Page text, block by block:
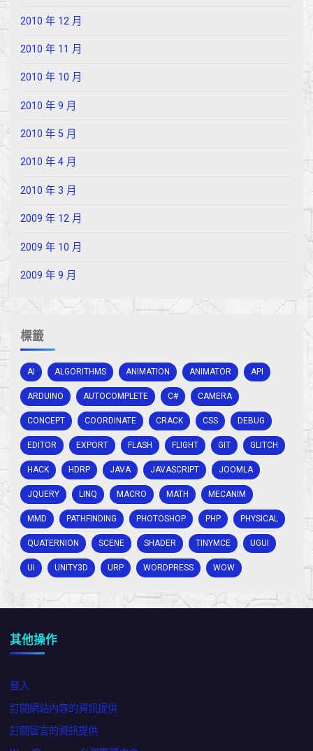
2010 年 12 月
2010 年 11 月
2010 年 10 月
2010 年 9 月
2010 年 5 月
2010 年 4 月
2010 年 3 月
2009 年 12 月
2009 年 10 月
2009 年 9 月
標籤
AI ALGORITHMS ANIMATION ANIMATOR API
ARDUINO AUTOCOMPLETE C# CAMERA
CONCEPT COORDINATE CRACK CSS DEBUG
EDITOR EXPORT FLASH FLIGHT GIT GLITCH
HACK HDRP JAVA JAVASCRIPT JOOMLA
JQUERY LINQ MACRO MATH MECANIM
MMD PATHFINDING PHOTOSHOP PHP PHYSICAL
QUATERNION SCENE SHADER TINYMCE UGUI
UI UNITY3D URP WORDPRESS WOW
其他操作
登入
訂閱網站內容的資訊提供
訂閱留言的資訊提供